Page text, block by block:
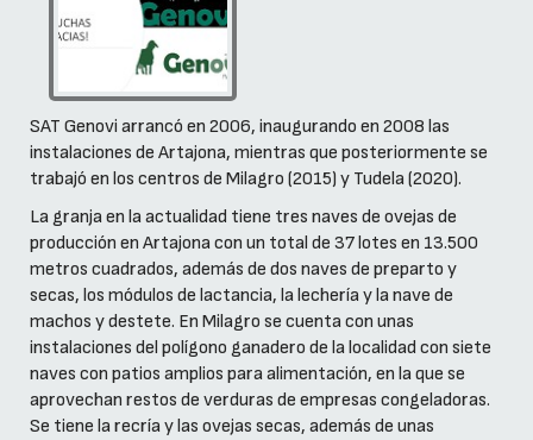
SAT Genovi arrancó en 2006, inaugurando en 2008 las
instalaciones de Artajona, mientras que posteriormente se
trabajó en los centros de Milagro (2015) y Tudela (2020).
La granja en la actualidad tiene tres naves de ovejas de
producción en Artajona con un total de 37 lotes en 13.500
metros cuadrados, además de dos naves de preparto y
secas, los módulos de lactancia, la lechería y la nave de
machos y destete. En Milagro se cuenta con unas
instalaciones del polígono ganadero de la localidad con siete
naves con patios amplios para alimentación, en la que se
aprovechan restos de verduras de empresas congeladoras.
Se tiene la recría y las ovejas secas, además de unas